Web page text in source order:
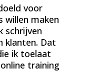
voor
willen maken
schrijven
klanten. Dat
ik toelaat
training